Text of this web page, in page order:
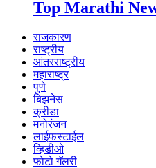
Top Marathi
राजकारण
राष्ट्रीय
आंतरराष्ट्रीय
महाराष्ट्र
पुणे
बिझनेस
क्रीडा
मनोरंजन
लाईफस्टाईल
व्हिडीओ
फोटो गॅलरी